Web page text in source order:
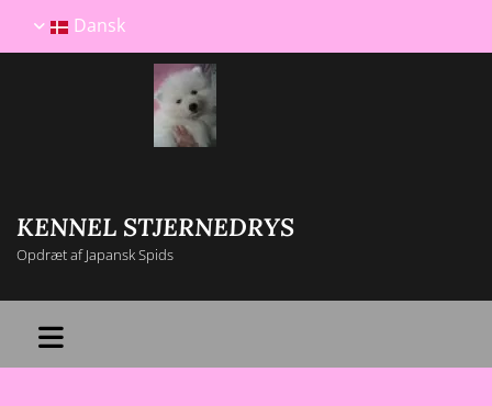
Dansk
KENNEL STJERNEDRYS
Opdræt af Japansk Spids